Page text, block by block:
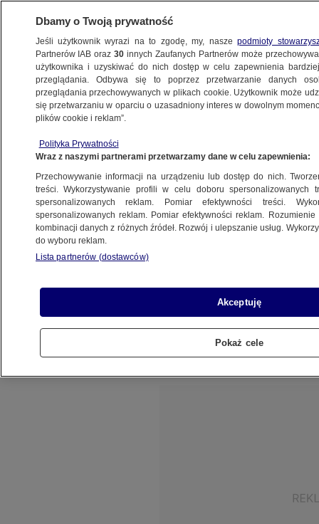
KONKRET24
ŚWIAT
tęczą"? Wyjaśniamy
8.06.2023, 14:43
Udostępnij
Miliony wyświetleń w sieci notuje wideo, na
Paryżu. Nagranie wywołało wiele pytań, ale i
homofobicznych komentarzy. W rzeczywistości
taka instalacja nie powstała. Autor filmu
tłumaczy, że to wyraz jego wsparcia dla
Dbamy o Twoją prywatność
Jeśli użytkownik wyrazi na to zgodę, my, naszepodmioty
Partnerów IAB oraz30 innych Zaufanych Partnerów może
użytkownika i uzyskiwać do nich dostęp w celu zapewnienia
przeglądania. Odbywa się to poprzez przetwarzanie danych
przeglądania przechowywanych w plikach cookie. Użytkownik może
się przetwarzaniu w oparciu o uzasadniony interes w dowolnym
plików cookie i reklam”.
Polityka Prywatności
Wraz z naszymi partnerami przetwarzamy dane w celu zapewnienia:
Przechowywanie informacji na urządzeniu lub dostęp do nich.
treści. Wykorzystywanie profili w celu doboru spersonalizowanych
spersonalizowanych reklam. Pomiar efektywności treści.
spersonalizowanych reklam. Pomiar efektywności reklam.
kombinacji danych z różnych źródeł. Rozwój i ulepszanie usług.
do wyboru reklam.
Lista partnerów (dostawców)
Akceptuję
Pokaż cele